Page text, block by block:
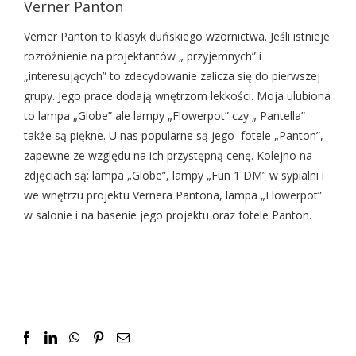
Verner Panton
Verner Panton to klasyk duńskiego wzornictwa. Jeśli istnieje
rozróżnienie na projektantów „ przyjemnych” i
„interesujących” to zdecydowanie zalicza się do pierwszej
grupy. Jego prace dodają wnętrzom lekkości. Moja ulubiona
to lampa „Globe” ale lampy „Flowerpot” czy „ Pantella”
także są piękne. U nas popularne są jego fotele „Panton”,
zapewne ze względu na ich przystępną cenę. Kolejno na
zdjęciach są: lampa „Globe”, lampy „Fun 1 DM” w sypialni i
we wnętrzu projektu Vernera Pantona, lampa „Flowerpot”
w salonie i na basenie jego projektu oraz fotele Panton.
Facebook
LinkedInWhatsApp
PinterestEmail